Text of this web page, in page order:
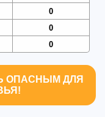
0
0
0
ОПАСНЫМ ДЛЯ